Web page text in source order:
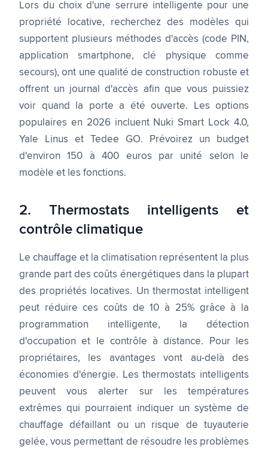
Lors du choix d'une serrure intelligente pour une
propriété locative, recherchez des modèles qui
supportent plusieurs méthodes d'accès (code PIN,
application smartphone, clé physique comme
secours), ont une qualité de construction robuste et
offrent un journal d'accès afin que vous puissiez
voir quand la porte a été ouverte. Les options
populaires en 2026 incluent Nuki Smart Lock 4.0,
Yale Linus et Tedee GO. Prévoirez un budget
d'environ 150 à 400 euros par unité selon le
modèle et les fonctions.
2. Thermostats intelligents et
contrôle climatique
Le chauffage et la climatisation représentent la plus
grande part des coûts énergétiques dans la plupart
des propriétés locatives. Un thermostat intelligent
peut réduire ces coûts de 10 à 25% grâce à la
programmation intelligente, la détection
d'occupation et le contrôle à distance. Pour les
propriétaires, les avantages vont au-delà des
économies d'énergie. Les thermostats intelligents
peuvent vous alerter sur les températures
extrêmes qui pourraient indiquer un système de
chauffage défaillant ou un risque de tuyauterie
gelée, vous permettant de résoudre les problèmes